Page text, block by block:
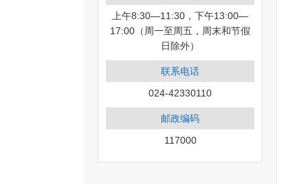
上午8:30—11:30，下午13:00—
17:00（周一至周五，周末和节假
日除外）
联系电话
024-42330110
邮政编码
117000